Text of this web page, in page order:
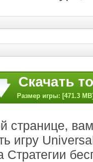
Скачать
Размер игры: [471.3
странице,
игру